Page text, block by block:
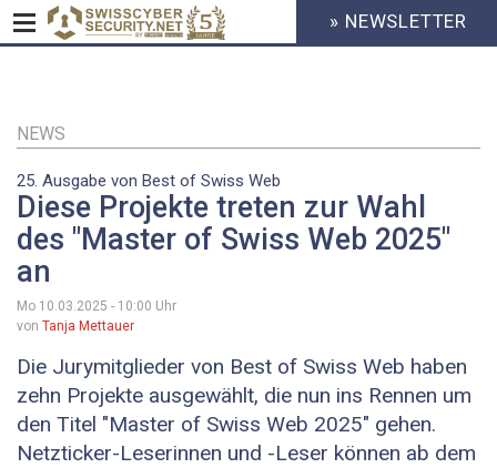
Inhalt
HEADER
MENU
» NEWSLETTER
NEWS
25. Ausgabe von Best of Swiss Web
Diese Projekte treten zur Wahl
des "Master of Swiss Web 2025"
an
Mo 10.03.2025 - 10:00 Uhr
von Tanja Mettauer
Die Jurymitglieder von Best of Swiss Web haben
zehn Projekte ausgewählt, die nun ins Rennen um
den Titel "Master of Swiss Web 2025" gehen.
Netzticker-Leserinnen und -Leser können ab dem